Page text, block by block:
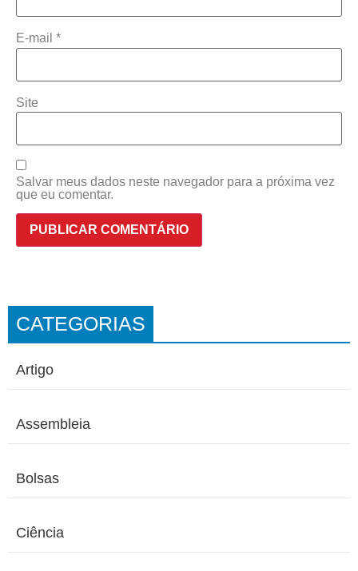
E-mail *
Site
Salvar meus dados neste navegador para a próxima vez
que eu comentar.
CATEGORIAS
Artigo
Assembleia
Bolsas
Ciência